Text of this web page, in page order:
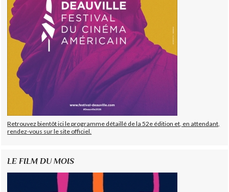
Retrouvez bientôt ici le programme détaillé de la 52e édition et, en attendant,
rendez-vous sur le site officiel.
LE FILM DU MOIS